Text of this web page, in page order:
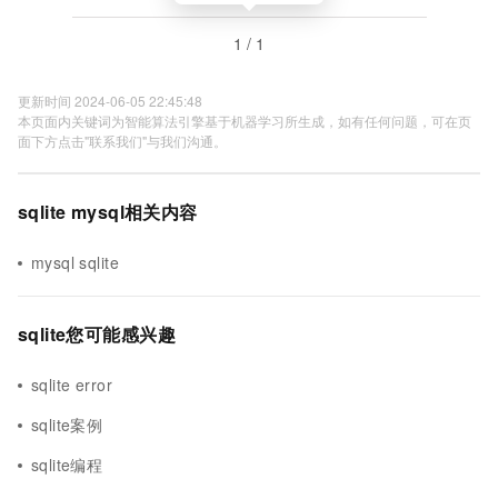
1 / 1
更新时间 2024-06-05 22:45:48
本页面内关键词为智能算法引擎基于机器学习所生成，如有任何问题，可在页
面下方点击"联系我们"与我们沟通。
sqlite mysql相关内容
mysql sqlite
sqlite您可能感兴趣
sqlite error
sqlite案例
sqlite编程